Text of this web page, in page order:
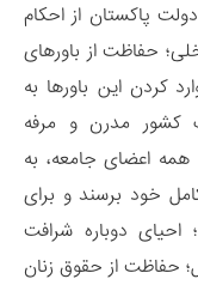
پاکستان از احکام
حفاظت از باورهای
کردن این باورها به
کشور مدرن و مرفه
اعضای جامعه، به
خود برسند و برای
احیای دوباره شرافت
حفاظت از حقوق زنان